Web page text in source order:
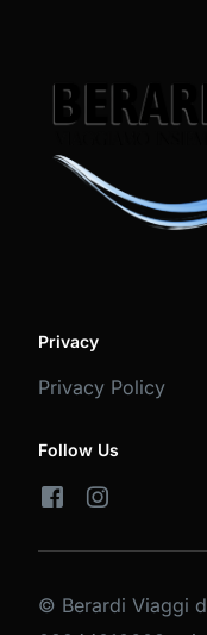
Privacy
Privacy Policy
Follow Us
© Berardi Viaggi